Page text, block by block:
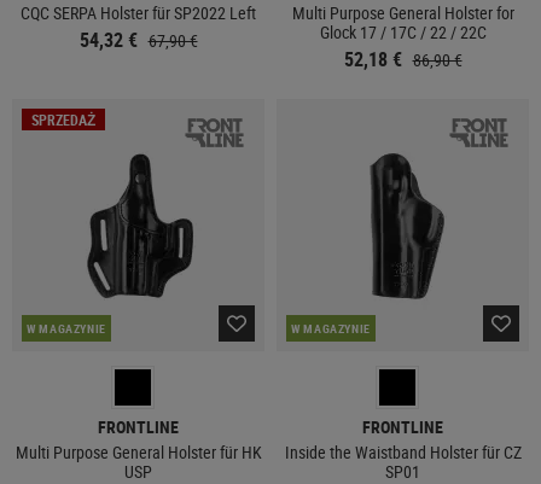
CQC SERPA Holster für SP2022 Left
54,32 € 67,90 €
Multi Purpose General Holster for
Glock 17 / 17C / 22 / 22C
52,18 € 86,90 €
SPRZEDAŻ
W MAGAZYNIE
FRONTLINE
Multi Purpose General Holster für HK
USP
W MAGAZYNIE
FRONTLINE
Inside the Waistband Holster für CZ
SP01